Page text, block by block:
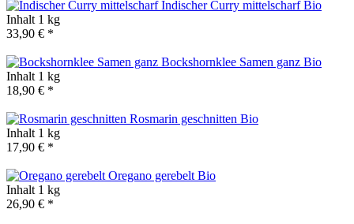
Indischer Curry mittelscharfBio
Inhalt 1 kg
33,90 € *
Bockshornklee Samen ganz Bio
Inhalt 1 kg
18,90 € *
Rosmarin geschnitten Bio
Inhalt 1 kg
17,90 € *
Oregano gerebelt Bio
Inhalt 1 kg
26,90 € *